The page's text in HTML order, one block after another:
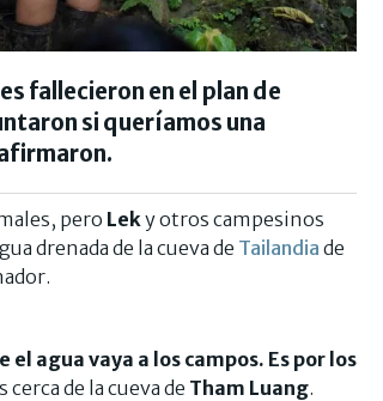
fallecieron en el plan de
si queríamos una
pero Leky otros campesinos
drenada de la cueva de Tailandia de
agua vaya a los campos. Es por los
de la cueva de Tham Luang.